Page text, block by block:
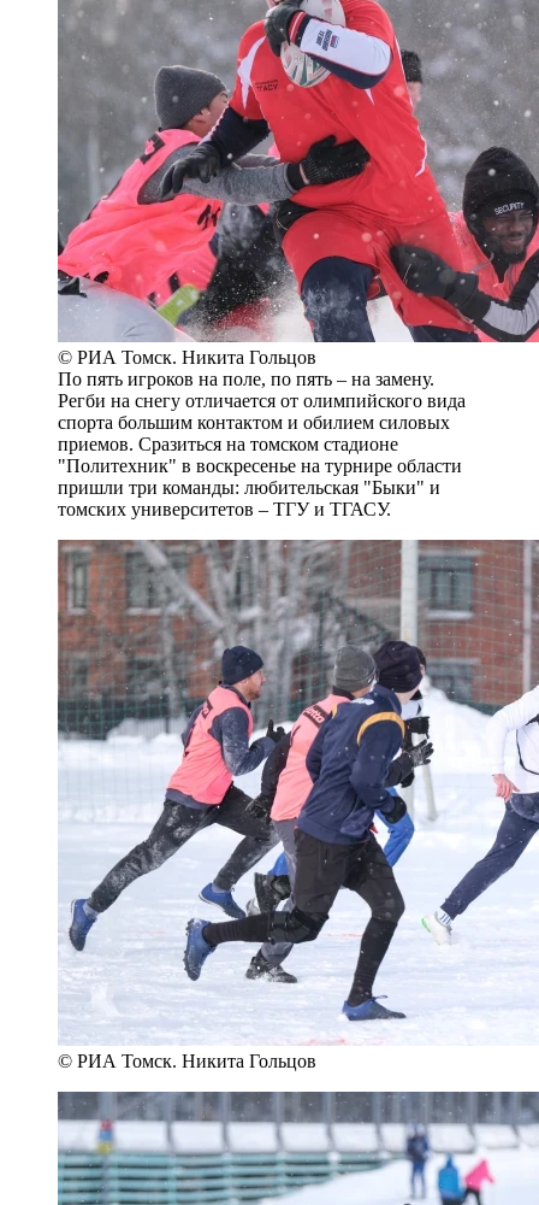
© РИА Томск. Никита Гольцов
По пять игроков на поле, по пять – на замену.
Регби на снегу отличается от олимпийского вида
спорта большим контактом и обилием силовых
приемов. Сразиться на томском стадионе
"Политехник" в воскресенье на турнире области
пришли три команды: любительская "Быки" и
томских университетов – ТГУ и ТГАСУ.
© РИА Томск. Никита Гольцов